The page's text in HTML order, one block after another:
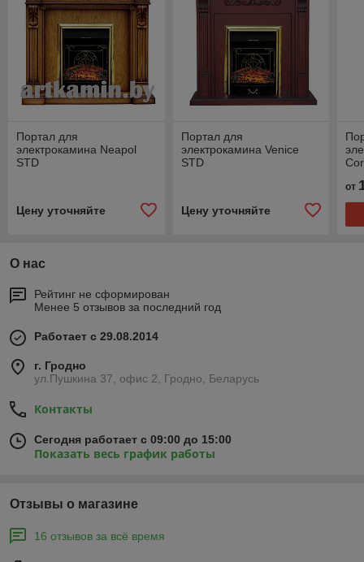
Портал для
электрокамина Neapol
STD
Цену уточняйте
Портал для
электрокамина Venice
STD
Цену уточняйте
от
О нас
Рейтинг не сформирован
Менее 5 отзывов за последний год
Работает с 29.08.2014
г. Гродно
ул.Пушкина 37, офис 2, Гродно, Беларусь
Контакты
Сегодня работает с 09:00 до 15:00
Показать весь график работы
Отзывы о магазине
16 отзывов за всё время